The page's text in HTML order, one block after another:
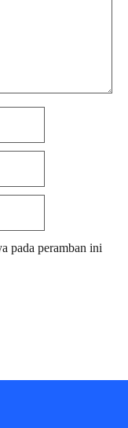
pada peramban ini